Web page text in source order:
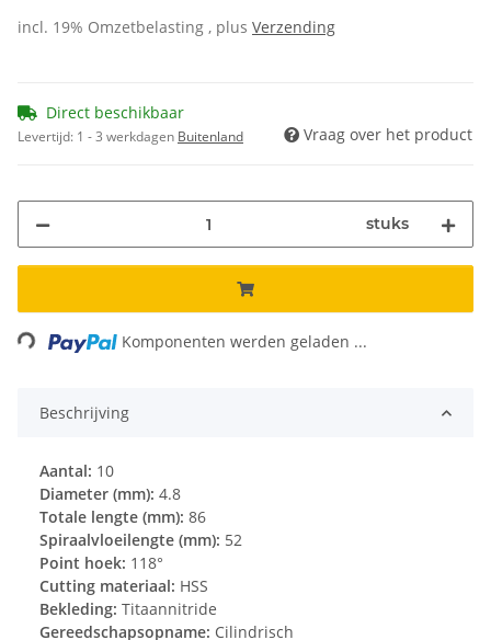
incl. 19% Omzetbelasting , plus Verzending
Direct beschikbaar
Levertijd: 1 - 3 werkdagen Buitenland Vraag over het product
stuks
Loading... Komponenten werden geladen ...
Beschrijving
Aantal: 10
Diameter (mm): 4.8
Totale lengte (mm): 86
Spiraalvloeilengte (mm): 52
Point hoek: 118°
Cutting materiaal: HSS
Bekleding: Titaannitride
Gereedschapsopname: Cilindrisch